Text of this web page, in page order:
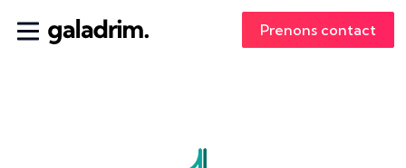
Prenons contact